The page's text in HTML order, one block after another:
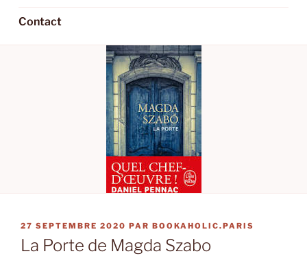
Contact
PUBLIÉ
LE
27 SEPTEMBRE 2020 PAR BOOKAHOLIC.PARIS
La Porte de Magda Szabo